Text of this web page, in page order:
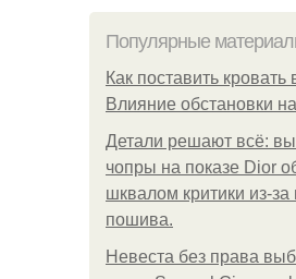
Популярные
Как поставить кровать
Влияние обстановки
Детали решают всё:
чопры на показе Dior
шквалом критики из-
пошива.
Невеста без права